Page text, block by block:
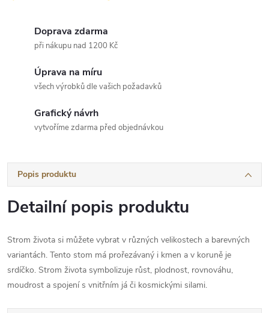
Doprava zdarma
při nákupu nad 1200 Kč
Úprava na míru
všech výrobků dle vašich požadavků
Grafický návrh
vytvoříme zdarma před objednávkou
Popis produktu
Detailní popis produktu
Strom života si můžete vybrat v různých velikostech a barevných
variantách. Tento stom má prořezávaný i kmen a v koruně je
srdíčko. Strom života symbolizuje růst, plodnost, rovnováhu,
moudrost a spojení s vnitřním já či kosmickými silami.